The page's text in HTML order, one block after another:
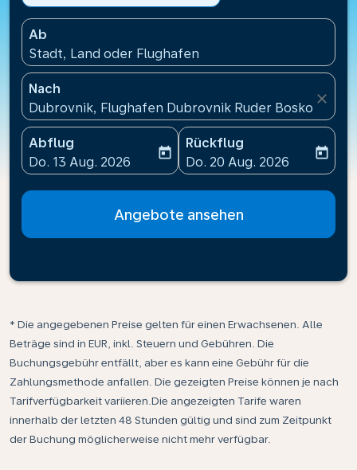
Ab
Stadt, Land oder Flughafen
Nach
Dubrovnik, Flughafen Dubrovnik Ruder
close
Abflug
fc-booking-departure-date-aria-label
Do. 13 Aug. 2026
today
Rückflug
fc-booking-return-date-
Do. 20 Aug. 2026
today
Angebote ansehen
* Die angegebenen Preise gelten für einen Erwachsenen. Alle
Beträge sind in EUR, inkl. Steuern und Gebühren. Die
Buchungsgebühr entfällt, aber es kann eine Gebühr für die
Zahlungsmethode anfallen. Die gezeigten Preise können je nach
Tarifverfügbarkeit variieren.Die angezeigten Tarife waren
innerhalb der letzten 48 Stunden gültig und sind zum Zeitpunkt
der Buchung möglicherweise nicht mehr verfügbar.